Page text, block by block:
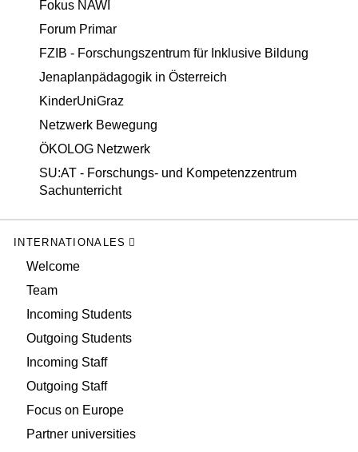
Fokus NAWI
Forum Primar
FZIB - Forschungszentrum für Inklusive Bildung
Jenaplanpädagogik in Österreich
KinderUniGraz
Netzwerk Bewegung
ÖKOLOG Netzwerk
SU:AT - Forschungs- und Kompetenzzentrum
Sachunterricht
INTERNATIONALES
Welcome
Team
Incoming Students
Outgoing Students
Incoming Staff
Outgoing Staff
Focus on Europe
Partner universities